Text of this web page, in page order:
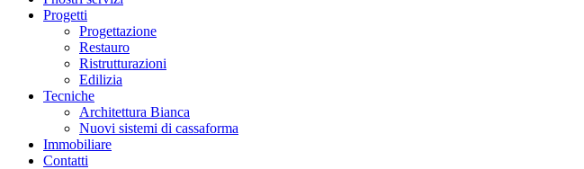
Progetti
Progettazione
Restauro
Ristrutturazioni
Edilizia
Tecniche
Architettura Bianca
Nuovi sistemi di cassaforma
Immobiliare
Contatti